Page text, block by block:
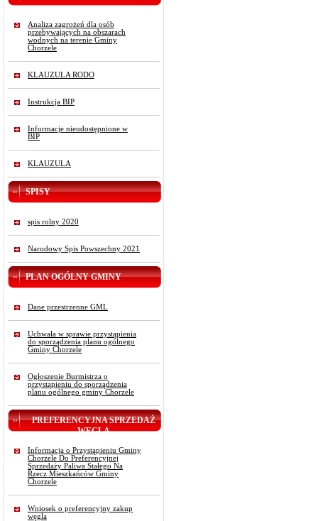
Analiza zagrożeń dla osób
przebywających na obszarach
wodnych na terenie Gminy
Chorzele
KLAUZULA RODO
Instrukcja BIP
Informacje nieudostępnione w
BIP
KLAUZULA
SPISY
spis rolny 2020
Narodowy Spis Powszechny 2021
PLAN OGÓLNY GMINY
Dane przestrzenne GML
Uchwała w sprawie przystąpienia
do sporządzenia planu ogólnego
Gminy Chorzele
Ogłoszenie Burmistrza o
przystąpieniu do sporządzenia
planu ogólnego gminy Chorzele
PREFERENCYJNA SPRZEDAŻ
WĘGLA
Informacja o Przystąpieniu Gminy
Chorzele Do Preferencyjnej
Sprzedaży Paliwa Stałego Na
Rzecz Mieszkańców Gminy
Chorzele
Wniosek o preferencyjny zakup
węgla